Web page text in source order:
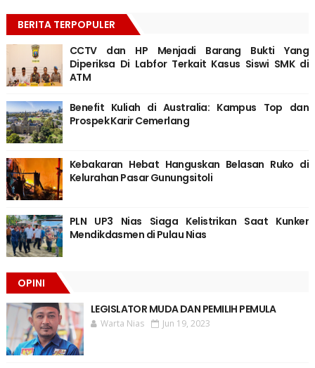
BERITA TERPOPULER
CCTV dan HP Menjadi Barang Bukti Yang
Diperiksa Di Labfor Terkait Kasus Siswi SMK di
ATM
Benefit Kuliah di Australia: Kampus Top dan
Prospek Karir Cemerlang
Kebakaran Hebat Hanguskan Belasan Ruko di
Kelurahan Pasar Gunungsitoli
PLN UP3 Nias Siaga Kelistrikan Saat Kunker
Mendikdasmen di Pulau Nias
OPINI
LEGISLATOR MUDA DAN PEMILIH PEMULA
Warta Nias Jun 19, 2023